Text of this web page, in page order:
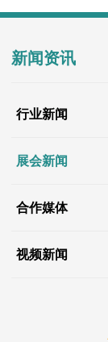
新闻资讯
行业新闻
展会新闻
合作媒体
视频新闻